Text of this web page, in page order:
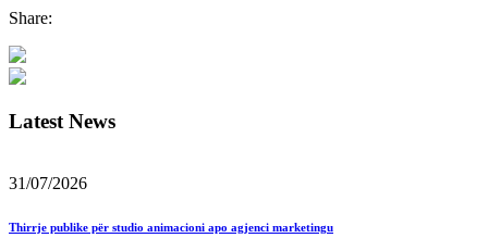
Share:
Latest News
31/07/2026
Thirrje publike për studio animacioni apo agjenci marketingu